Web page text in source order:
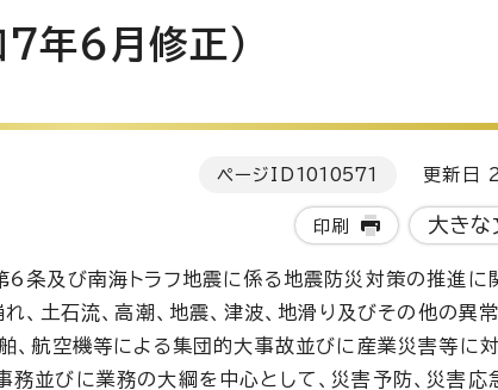
年6月修正）
ページID 1010571 更新日
印刷 大きな
条及び南海トラフ地震に係る地震防災対策の推進に
、土石流、高潮、地震、津波、地滑り及びその他の異
、航空機等による集団的大事故並びに産業災害等に
並びに業務の大綱を中心として、災害予防、災害応